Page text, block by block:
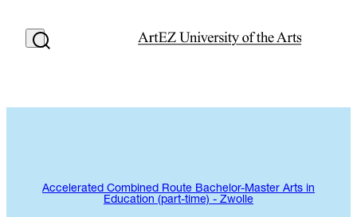
Accelerated Combined Route Bachelor-Master Arts in
Education (part-time) - Zwolle